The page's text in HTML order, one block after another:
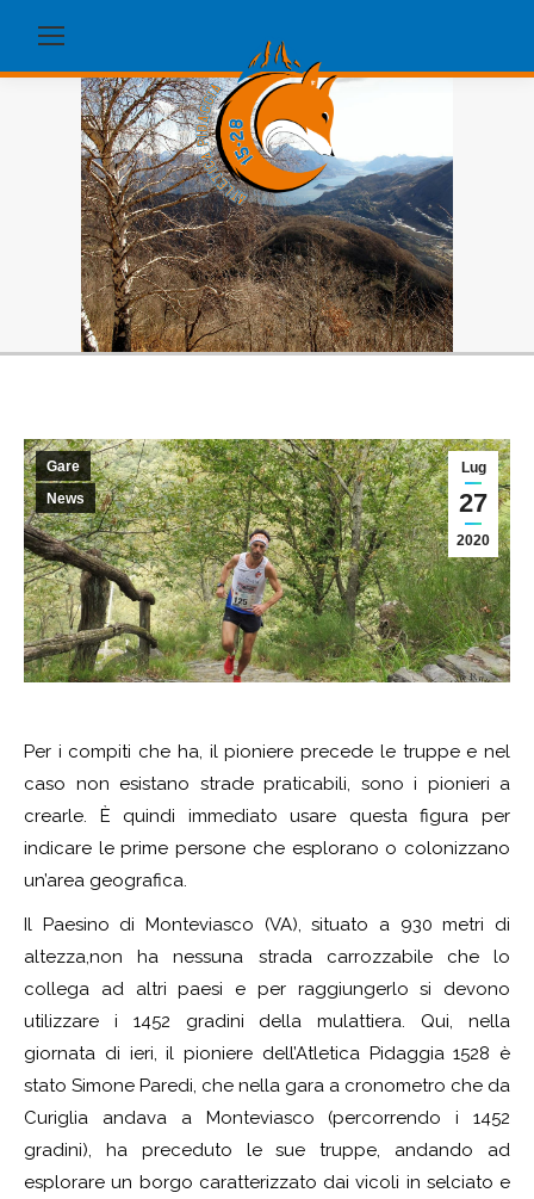
Lug
27
2020
Gare
News
Per i compiti che ha, il pioniere precede le truppe e nel
caso non esistano strade praticabili, sono i pionieri a
crearle. È quindi immediato usare questa figura per
indicare le prime persone che esplorano o colonizzano
un’area geografica.
Il Paesino di Monteviasco (VA), situato a 930 metri di
altezza,non ha nessuna strada carrozzabile che lo
collega ad altri paesi e per raggiungerlo si devono
utilizzare i 1452 gradini della mulattiera. Qui, nella
giornata di ieri, il pioniere dell’Atletica Pidaggia 1528 è
stato Simone Paredi, che nella gara a cronometro che da
Curiglia andava a Monteviasco (percorrendo i 1452
gradini), ha preceduto le sue truppe, andando ad
esplorare un borgo caratterizzato dai vicoli in selciato e